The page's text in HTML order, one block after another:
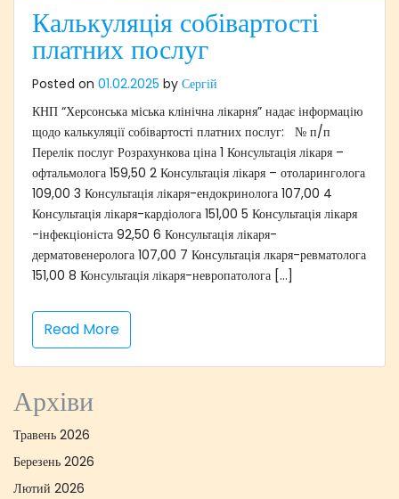
Калькуляція собівартості
платних послуг
Posted on 01.02.2025 by Сергій
КНП “Херсонська міська клінічна лікарня” надає інформацію
щодо калькуляції собівартості платних послуг: № п/п
Перелік послуг Розрахункова ціна 1 Консультація лікаря –
офтальмолога 159,50 2 Консультація лікаря – отоларинголога
109,00 3 Консультація лікаря-ендокринолога 107,00 4
Консультація лікаря-кардіолога 151,00 5 Консультація лікаря
-інфекціоніста 92,50 6 Консультація лікаря-
дерматовенеролога 107,00 7 Консультація лкаря-ревматолога
151,00 8 Консультація лікаря-невропатолога […]
Read More
Архіви
Травень 2026
Березень 2026
Лютий 2026